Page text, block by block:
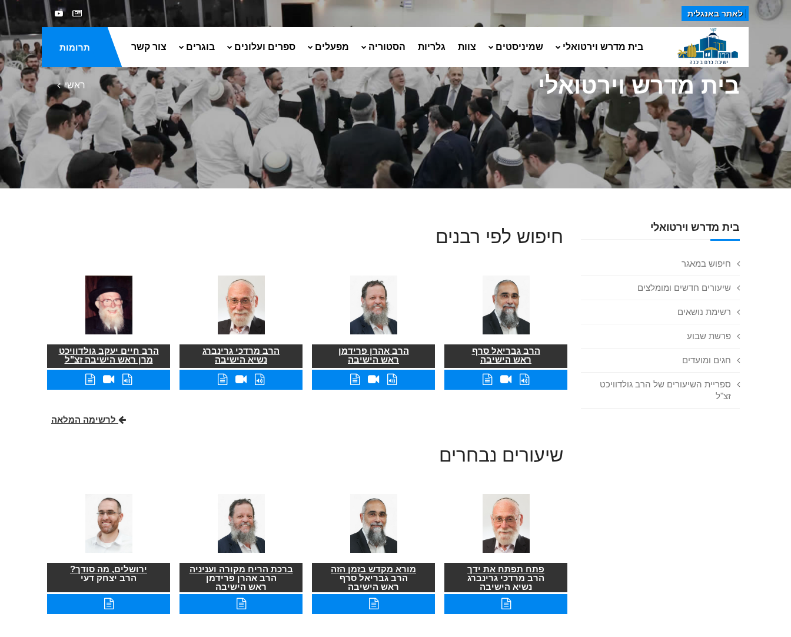
לאתר באנגלית
תרומות בית מדרש וירטואלי שמיניסטים צוות גלריות הסטוריה מפעלים ספרים ועלונים בוגרים צור קשר
בית מדרש וירטואלי ראשי
בית מדרש וירטואלי
חיפוש במאגר
שיעורים חדשים ומומלצים
רשימת נושאים
פרשת שבוע
חגים ומועדים
ספריית השיעורים של הרב גולדוויכט
זצ"ל
חיפוש לפי רבנים
הרב גבריאל סרף
ראש הישיבה
הרב אהרן פרידמן
ראש הישיבה
הרב מרדכי גרינברג
נשיא הישיבה
הרב חיים יעקב גולדוויכט
מרן ראש הישיבה זצ"ל
לרשימה המלאה
שיעורים נבחרים
פתח תפתח את ידך
הרב מרדכי גרינברג
נשיא הישיבה
מורא מקדש בזמן הזה
הרב גבריאל סרף
ראש הישיבה
ברכת הריח מקורה ועניניה
הרב אהרן פרידמן
ראש הישיבה
ירושלים, מה סודך?
הרב יצחק דעי